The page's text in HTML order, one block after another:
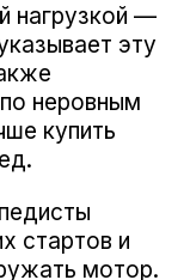
нагрузкой —
эту
неровным
купить
стартов и
мотор.